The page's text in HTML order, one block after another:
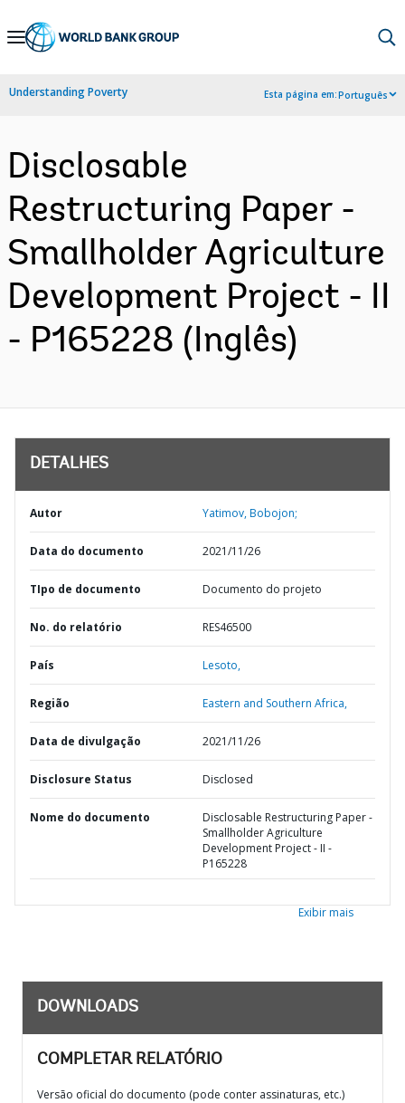
Skip
Navigation
Understanding Poverty Esta página em:Português
Disclosable
Restructuring Paper -
Smallholder Agriculture
Development Project - II
- P165228 (Inglês)
DETALHES
Autor Yatimov, Bobojon;
Data do documento 2021/11/26
TIpo de documento Documento do projeto
No. do relatório RES46500
País Lesoto,
Região Eastern and Southern Africa,
Data de divulgação 2021/11/26
Disclosure Status Disclosed
Nome do documento
Disclosable Restructuring Paper -
Smallholder Agriculture
Development Project - II -
P165228
Exibir mais
DOWNLOADS
COMPLETAR RELATÓRIO
Versão oficial do documento (pode conter assinaturas, etc.)